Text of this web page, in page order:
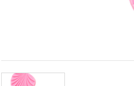
a
zobrazovali
relevantnejší